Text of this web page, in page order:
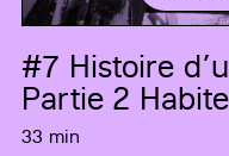
#7 Histoire
Partie 2
33 min